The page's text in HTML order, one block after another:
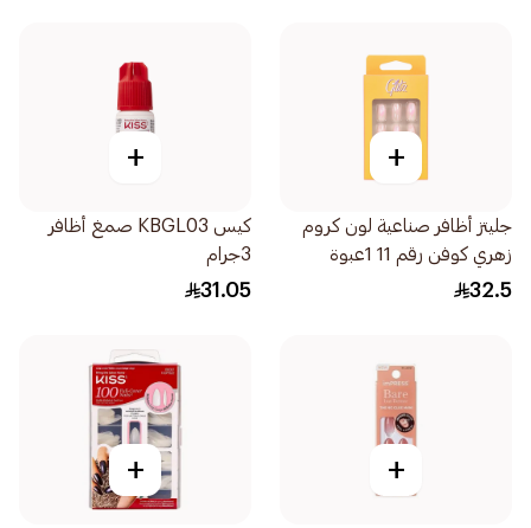
+
جليتز أظافر صناعية لون كروم
زهري كوفن رقم 11 1عبوة
32.5
+
كيس KBGL03 صمغ أظافر
3جرام
31.05
+
+